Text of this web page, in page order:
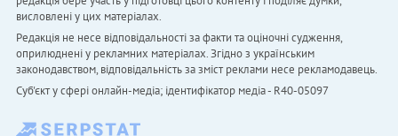
висловлені у цих матеріалах.
Редакція не несе відповідальності за факти та оціночні судження,
оприлюднені у рекламних матеріалах. Згідно з українським
законодавством, відповідальність за зміст реклами несе рекламодавець.
Cуб'єкт у сфері онлайн-медіа; ідентифікатор медіа - R40-05097